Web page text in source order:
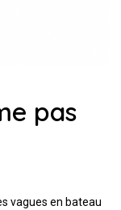
pas
vagues en bateau